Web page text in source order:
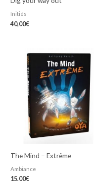
Initiés
40,00€
The Mind – Extrême
Ambiance
15,00€